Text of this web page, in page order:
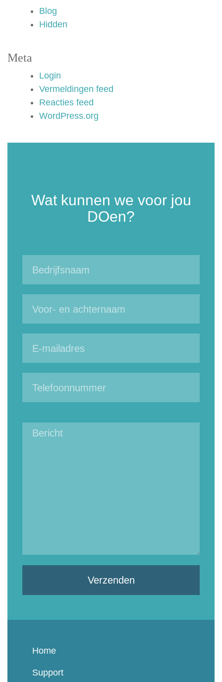
Blog
Hidden
Meta
Login
Vermeldingen feed
Reacties feed
WordPress.org
Wat kunnen we voor jou
DOen?
Verzenden
Home
Support